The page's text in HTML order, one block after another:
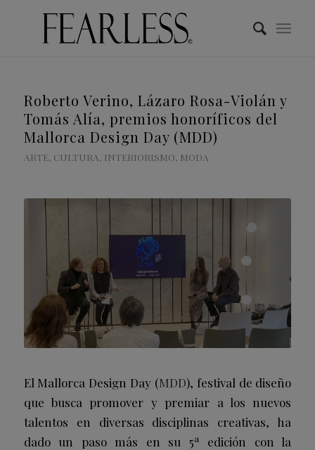
Roberto Verino, Lázaro Rosa-Violán y
Tomás Alía, premios honoríficos del
Mallorca Design Day (MDD)
ARTE, CULTURA, INTERIORISMO, MODA
El Mallorca Design Day (MDD), festival de diseño
que busca promover y premiar a los nuevos
talentos en diversas disciplinas creativas, ha
dado un paso más en su 5ª edición con la